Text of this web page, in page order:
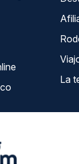
Online